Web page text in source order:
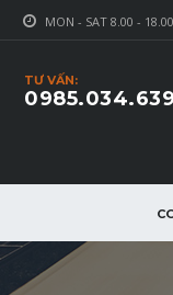
MON - SAT 8.00 - 18.00
TƯ VẤN:
0985.034.639